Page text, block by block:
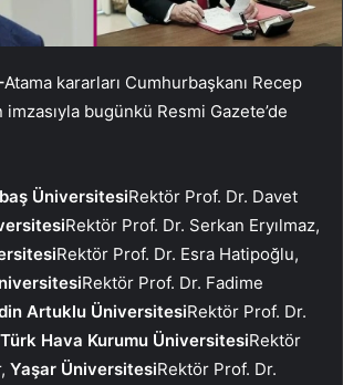
Atama kararları Cumhurbaşkanı Recep
imzasıyla bugünkü Resmi Gazete’de
ÜniversitesiRektör Prof. Dr. Davet
Rektör Prof. Dr. Serkan Eryılmaz,
Rektör Prof. Dr. Esra Hatipoğlu,
Rektör Prof. Dr. Fadime
Artuklu ÜniversitesiRektör Prof. Dr.
Türk Hava Kurumu ÜniversitesiRektör
Yaşar ÜniversitesiRektör Prof. Dr.